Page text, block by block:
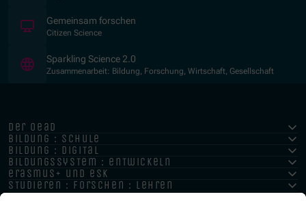
Gemeinsam forschen
Citizen Science
Sparkling Science 2.0
Zusammenarbeit: Bildung, Forschung, Wirtschaft, Gesellschaft
der oead
bildung : schule
bildung : digital
bildungssystem : entwickeln
erasmus+ und esk
studieren : forschen : lehren
hochschule : strategie : international